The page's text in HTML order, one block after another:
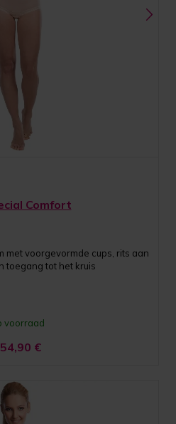
Comfort
met voorgevormde cups, rits aan
toegang tot het kruis
voorraad
€